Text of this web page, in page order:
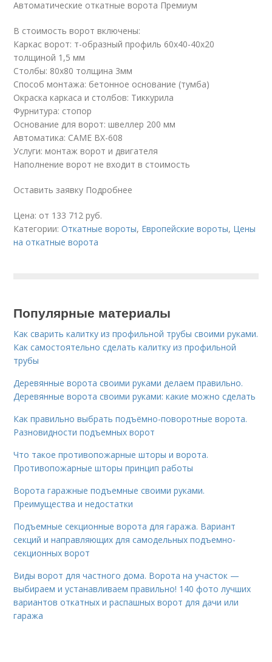
Автоматические откатные ворота Премиум
В стоимость ворот включены:
Каркас ворот: т-образный профиль 60х40-40х20
толщиной 1,5 мм
Столбы: 80х80 толщина 3мм
Способ монтажа: бетонное основание (тумба)
Окраска каркаса и столбов: Тиккурила
Фурнитура: стопор
Основание для ворот: швеллер 200 мм
Автоматика: CAME BX-608
Услуги: монтаж ворот и двигателя
Наполнение ворот не входит в стоимость
Оставить заявку Подробнее
Цена: от 133 712 руб.
Категории:Откатные вороты, Европейские вороты, Цены
на откатные ворота
Популярные материалы
Как сварить калитку из профильной трубы своими руками.
Как самостоятельно сделать калитку из профильной
трубы
Деревянные ворота своими руками делаем правильно.
Деревянные ворота своими руками: какие можно сделать
Как правильно выбрать подъёмно-поворотные ворота.
Разновидности подъемных ворот
Что такое противопожарные шторы и ворота.
Противопожарные шторы принцип работы
Ворота гаражные подъемные своими руками.
Преимущества и недостатки
Подъемные секционные ворота для гаража. Вариант
секций и направляющих для самодельных подъемно-
секционных ворот
Виды ворот для частного дома. Ворота на участок —
выбираем и устанавливаем правильно! 140 фото лучших
вариантов откатных и распашных ворот для дачи или
гаража